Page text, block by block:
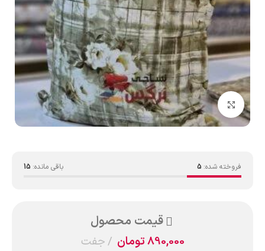
بزرگنمایی تصویر
فروخته شده: 5 باقی مانده: 15
قیمت محصول
890,000تومان جفت